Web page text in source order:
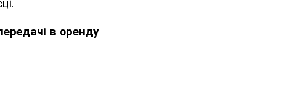
в оренду